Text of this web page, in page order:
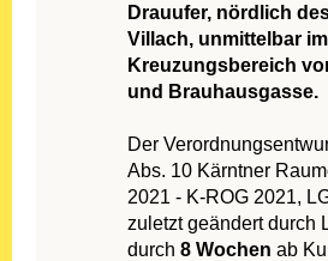
Drauufer, nördlich
Villach, unmittelbar im
Kreuzungsbereich
und Brauhausgasse.
Der
Abs. 10 Kärntner
2021 - K-ROG 2021,
zuletzt geändert durch
durch8 Wochen ab